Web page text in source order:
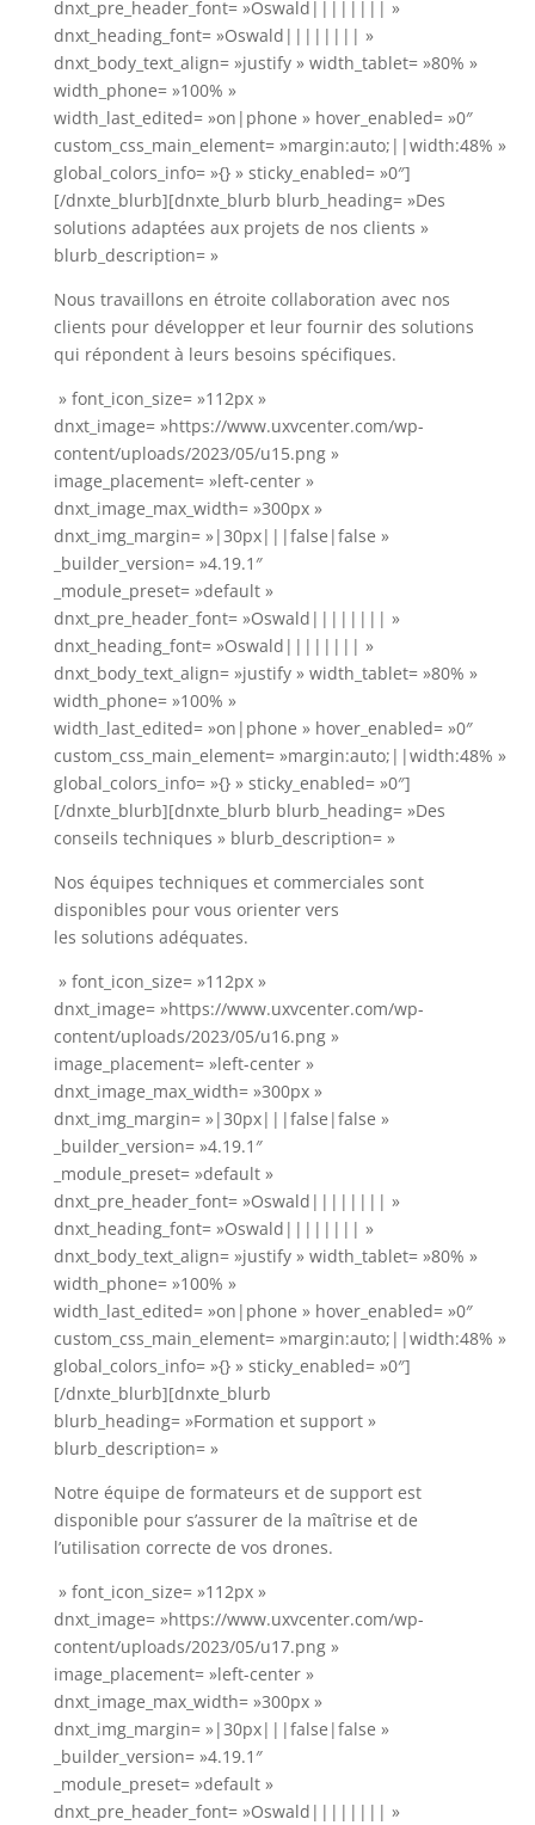
dnxt_pre_header_font= »Oswald|||||||| »
dnxt_heading_font= »Oswald|||||||| »
dnxt_body_text_align= »justify » width_tablet= »80% »
width_phone= »100% »
width_last_edited= »on|phone » hover_enabled= »0″
custom_css_main_element= »margin:auto;||width:48% »
global_colors_info= »{} » sticky_enabled= »0″]
[/dnxte_blurb][dnxte_blurb blurb_heading= »Des
solutions adaptées aux projets de nos clients »
blurb_description= »
Nous travaillons en étroite collaboration avec nos
clients pour développer et leur fournir des solutions
qui répondent à leurs besoins spécifiques.
» font_icon_size= »112px »
dnxt_image= »https://www.uxvcenter.com/wp-
content/uploads/2023/05/u15.png »
image_placement= »left-center »
dnxt_image_max_width= »300px »
dnxt_img_margin= »|30px|||false|false »
_builder_version= »4.19.1″
_module_preset= »default »
dnxt_pre_header_font= »Oswald|||||||| »
dnxt_heading_font= »Oswald|||||||| »
dnxt_body_text_align= »justify » width_tablet= »80% »
width_phone= »100% »
width_last_edited= »on|phone » hover_enabled= »0″
custom_css_main_element= »margin:auto;||width:48% »
global_colors_info= »{} » sticky_enabled= »0″]
[/dnxte_blurb][dnxte_blurb blurb_heading= »Des
conseils techniques » blurb_description= »
Nos équipes techniques et commerciales sont
disponibles pour vous orienter vers
les solutions adéquates.
» font_icon_size= »112px »
dnxt_image= »https://www.uxvcenter.com/wp-
content/uploads/2023/05/u16.png »
image_placement= »left-center »
dnxt_image_max_width= »300px »
dnxt_img_margin= »|30px|||false|false »
_builder_version= »4.19.1″
_module_preset= »default »
dnxt_pre_header_font= »Oswald|||||||| »
dnxt_heading_font= »Oswald|||||||| »
dnxt_body_text_align= »justify » width_tablet= »80% »
width_phone= »100% »
width_last_edited= »on|phone » hover_enabled= »0″
custom_css_main_element= »margin:auto;||width:48% »
global_colors_info= »{} » sticky_enabled= »0″]
[/dnxte_blurb][dnxte_blurb
blurb_heading= »Formation et support »
blurb_description= »
Notre équipe de formateurs et de support est
disponible pour s’assurer de la maîtrise et de
l’utilisation correcte de vos drones.
» font_icon_size= »112px »
dnxt_image= »https://www.uxvcenter.com/wp-
content/uploads/2023/05/u17.png »
image_placement= »left-center »
dnxt_image_max_width= »300px »
dnxt_img_margin= »|30px|||false|false »
_builder_version= »4.19.1″
_module_preset= »default »
dnxt_pre_header_font= »Oswald|||||||| »